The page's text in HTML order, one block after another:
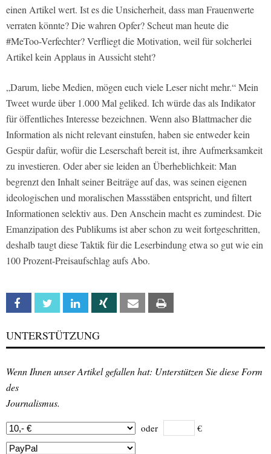
einen Artikel wert. Ist es die Unsicherheit, dass man Frauenwerte
verraten könnte? Die wahren Opfer? Scheut man heute die
#MeToo-Verfechter? Verfliegt die Motivation, weil für solcherlei
Artikel kein Applaus in Aussicht steht?
„Darum, liebe Medien, mögen euch viele Leser nicht mehr.“ Mein
Tweet wurde über 1.000 Mal geliked. Ich würde das als Indikator
für öffentliches Interesse bezeichnen. Wenn also Blattmacher die
Information als nicht relevant einstufen, haben sie entweder kein
Gespür dafür, wofür die Leserschaft bereit ist, ihre Aufmerksamkeit
zu investieren. Oder aber sie leiden an Überheblichkeit: Man
begrenzt den Inhalt seiner Beiträge auf das, was seinen eigenen
ideologischen und moralischen Massstäben entspricht, und filtert
Informationen selektiv aus. Den Anschein macht es zumindest. Die
Emanzipation des Publikums ist aber schon zu weit fortgeschritten,
deshalb taugt diese Taktik für die Leserbindung etwa so gut wie ein
100 Prozent-Preisaufschlag aufs Abo.
Facebook Twitter Linkedin Xing Email
UNTERSTÜTZUNG
Wenn Ihnen unser Artikel gefallen hat: Unterstützen Sie diese Form
des
Journalismus.
oder €